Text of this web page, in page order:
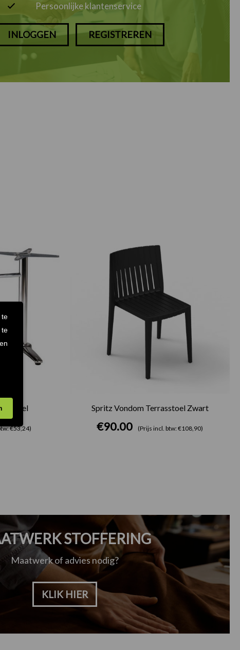
Persoonlijke klantenservice
INLOGGEN REGISTREREN
€53,24)
Spritz Vondom Terrasstoel Zwart
€90.00 (Prijs incl. btw: €108,90)
STOFFERING
Maatwerk of advies nodig?
KLIK HIER